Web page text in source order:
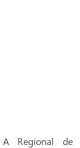
A Regional de